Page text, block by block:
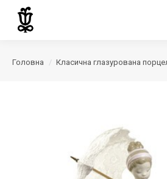
Головна Класична глазурована